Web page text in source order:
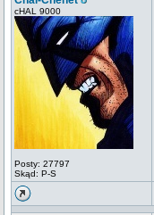
cHAL 9000
Posty: 27797
Skąd: P-S